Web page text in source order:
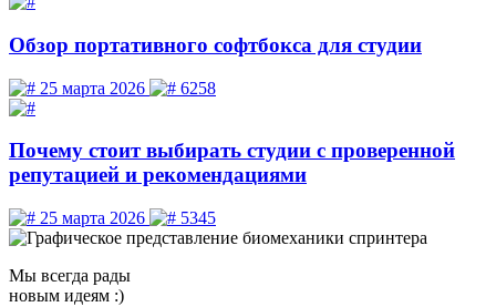
Обзор портативного софтбокса для студии
25 марта 2026 6258
Почему стоит выбирать студии с проверенной
репутацией и рекомендациями
25 марта 2026 5345
Мы всегда рады
новым идеям :)